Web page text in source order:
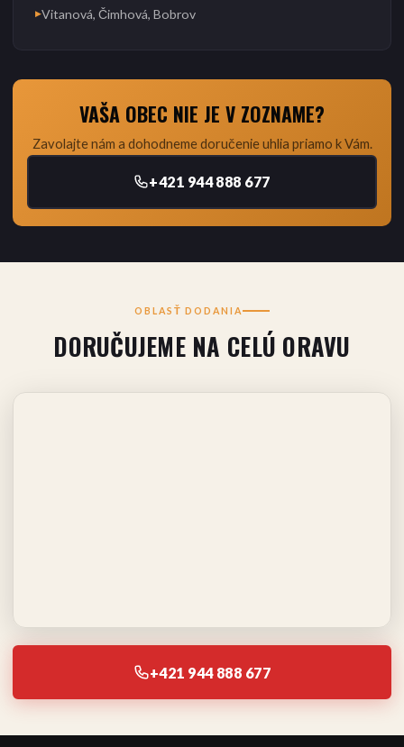
▶Vitanová, Čimhová, Bobrov
VAŠA OBEC NIE JE V ZOZNAME?
Zavolajte nám a dohodneme doručenie uhlia priamo k Vám.
+421 944 888 677
OBLASŤ DODANIA
DORUČUJEME NA CELÚ ORAVU
+421 944 888 677